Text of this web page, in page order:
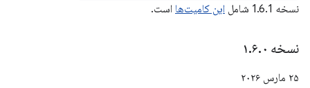
نسخه 1.6.1 شامل
این کامیت‌ها است.
نسخه ۱ .۶.۰
۲۵ مارس ۲۰۲۶